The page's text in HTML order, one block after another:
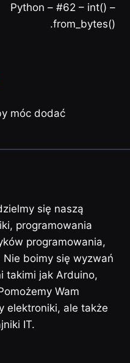
Python – #62 – int() –
.from_bytes()
móc dodać
się naszą
programowania
programowania,
boimy się wyzwań
takimi jak Arduino,
Wam
elektroniki, ale także
IT.